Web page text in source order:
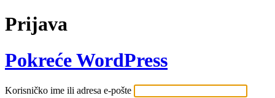
Prijava
Pokreće WordPress
Korisničko ime ili adresa e-pošte